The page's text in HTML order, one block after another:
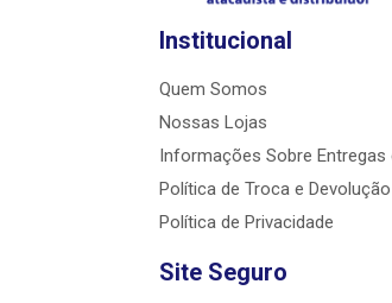
Institucional
Quem Somos
Nossas Lojas
Informações Sobre Entregas
Política de Troca e Devolução
Política de Privacidade
Site Seguro